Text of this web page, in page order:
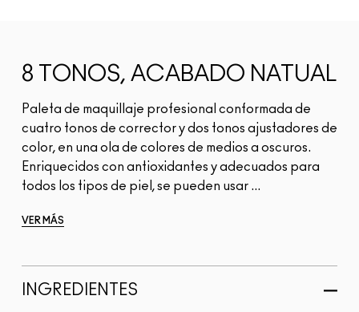
8 TONOS, ACABADO NATUAL
Paleta de maquillaje profesional conformada de
cuatro tonos de corrector y dos tonos ajustadores de
color, en una ola de colores de medios a oscuros.
Enriquecidos con antioxidantes y adecuados para
todos los tipos de piel, se pueden usar ...
VER MÁS
INGREDIENTES